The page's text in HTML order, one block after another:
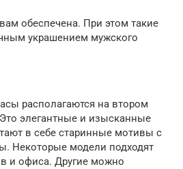
обеспечена. При этом такие
украшением мужского
располагаются на втором
элегантные и изысканные
в себе старинные мотивы с
Некоторые модели подходят
и офиса. Другие можно